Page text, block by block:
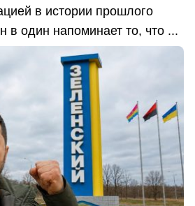
в истории прошлого
в один напоминает то, что ...